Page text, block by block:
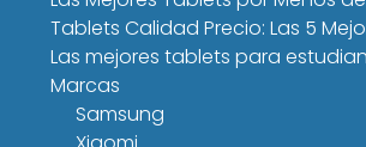
Tablets Calidad Precio: Las 5
Las mejores tablets para
Marcas
Samsung